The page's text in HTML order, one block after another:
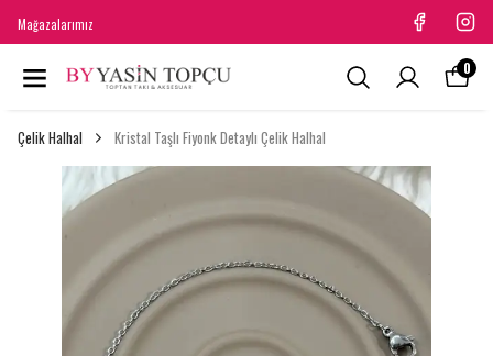
Mağazalarımız
0
Çelik Halhal Kristal Taşlı Fiyonk Detaylı Çelik Halhal